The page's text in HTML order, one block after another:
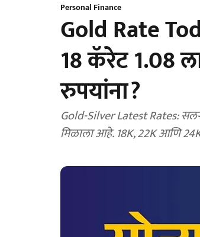
Personal Finance
Gold Rate
18 कॅरेट 1.08
रुपयांना?
Gold-Silver Latest Rates: सलग
मिळाला आहे. 18K, 22K आणि